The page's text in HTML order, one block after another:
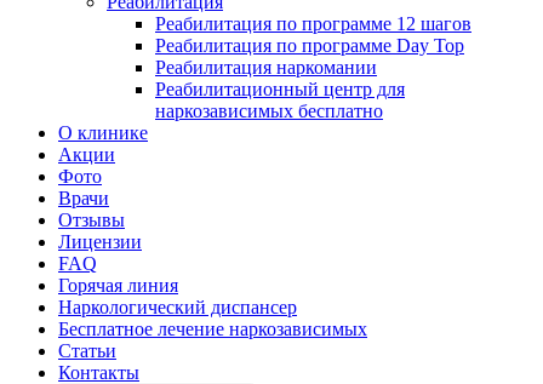
Реабилитация по программе 12 шагов
Реабилитация по программе Day Top
Реабилитация наркомании
Реабилитационный центр для
наркозависимых бесплатно
О клинике
Акции
Фото
Врачи
Отзывы
Лицензии
FAQ
Горячая линия
Наркологический диспансер
Бесплатное лечение наркозависимых
Статьи
Контакты